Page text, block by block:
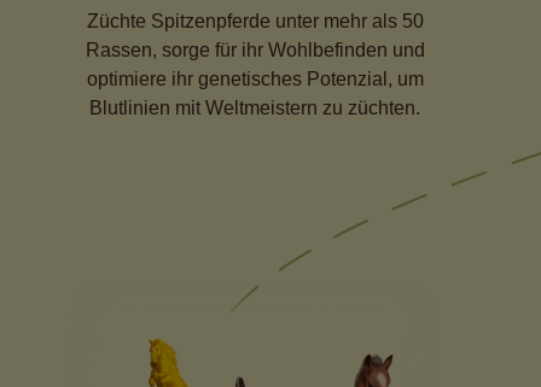
Züchte Spitzenpferde unter mehr als 50
Rassen, sorge für ihr Wohlbefinden und
optimiere ihr genetisches Potenzial, um
Blutlinien mit Weltmeistern zu züchten.